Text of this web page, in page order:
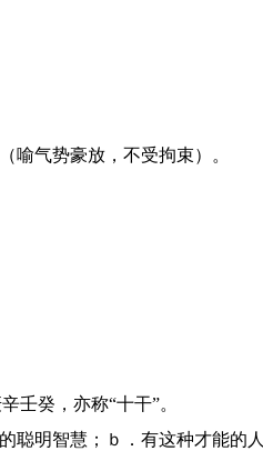
喻气势豪放，不受拘束）。
壬癸，亦称“十干”。
聪明智慧；ｂ．有这种才能的